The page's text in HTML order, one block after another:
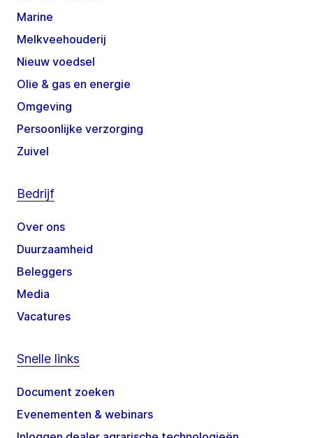
Marine
Melkveehouderij
Nieuw voedsel
Olie & gas en energie
Omgeving
Persoonlijke verzorging
Zuivel
Bedrijf
Over ons
Duurzaamheid
Beleggers
Media
Vacatures
Snelle links
Document zoeken
Evenementen & webinars